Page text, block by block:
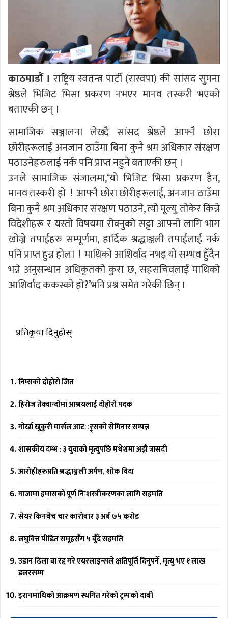
काठमाडौं । राष्ट्रिय स्वतन्त्र पार्टी (रास्वपा) की सांसद सुमना
श्रेष्ठले भिजिट भिसा प्रकरण नभएर मानव तस्करी भएको
बताएकी छन् ।
सामाजिक सञ्जालना लेख्दै सांसद श्रेष्ठले आफ्नै छोरा
छोरीहरूलाई अनजान ठाउँमा बिना कुनै श्रम अधिकार संरक्षण
पठाउनेहरुलाई नर्क पनि प्राप्त नहुने बताएकी छन् ।
उनले सामाजिक संजालमा,‘यो भिजिट भिसा प्रकरण हैन,
मानव तस्करी हो ! आफ्नै छोरा छोरीहरूलाई, अनजान ठाउँमा
बिना कुनै श्रम अधिकार संरक्षण पठाउने, त्यो मूल्यु तोकेर किन्ने
विदेशीहरू र यस्तो विषयमा रोक्नुको सट्टा आफ्नो लागि भाग
खोज्ने तपाईहरु सम्पूर्णमा, हार्दिक श्रद्धाञ्जली तपाईंलाई नर्क
पनि प्राप्त हुन्न होला ! माथिको आशिर्वाद नभइ यो सम्भव हुँदैन
भन्ने अनुसन्धान अधिकृतको कुरा छ, सहसचिवलाई माथिको
आशिर्वाद ककस्को हो?’भनि प्रश्न समेत गरेकी छिन् ।
प्रतिकृया दिनुहोस्
निम्सको दोहोरो जित
हिरोज तेक्वान्दोमा आश्रयलाई दोहोरो पदक
गोर्खा खुकुरी मार्सल आटर््र्सको सेमिनार सम्पन्न
शासकीय दम्भ : ३ युवाको मृत्युपछि मधेशमा अझै त्रासदी
आरोहीहरूप्रति श्रद्धाञ्जली अर्पण, शोक विदा
गाजामा हमासको पूर्ण निःशस्त्रीकरणका लागि सहमति
सेयर किनबेच चार कारोबार ३ अर्ब ७५ करोड
लघुवित्त पीडित समूहसँग ५ बुँदे सहमति
उडान ढिला वा रद्द गरे एयरलाइन्सले क्षतिपूर्ति दिनुपर्ने, मृत्यु भए १ लाख
डलरसम्म
इरानमाथिको आक्रमण स्थगित गरेको ट्रम्पको दाबी